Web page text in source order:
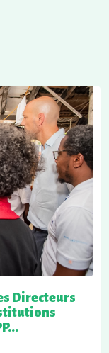
Directeurs